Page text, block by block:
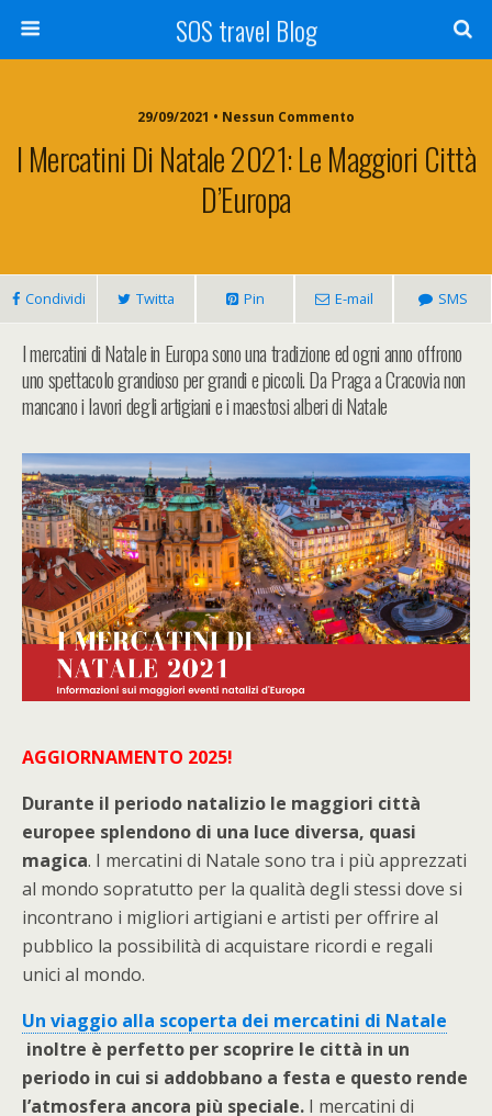
SOS travel Blog
29/09/2021 • Nessun Commento
I Mercatini Di Natale 2021: Le Maggiori Città
D’Europa
Condividi Twitta Pin E-mail SMS
I mercatini di Natale in Europa sono una tradizione ed ogni anno offrono
uno spettacolo grandioso per grandi e piccoli. Da Praga a Cracovia non
mancano i lavori degli artigiani e i maestosi alberi di Natale
AGGIORNAMENTO 2025!
Durante il periodo natalizio le maggiori città
europee splendono di una luce diversa, quasi
magica. I mercatini di Natale sono tra i più apprezzati
al mondo sopratutto per la qualità degli stessi dove si
incontrano i migliori artigiani e artisti per offrire al
pubblico la possibilità di acquistare ricordi e regali
unici al mondo.
Un viaggio alla scoperta dei mercatini di Natale
inoltre è perfetto per scoprire le città in un
periodo in cui si addobbano a festa e questo rende
l’atmosfera ancora più speciale. I mercatini di